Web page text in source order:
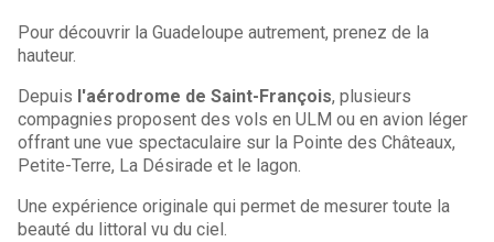
Pour découvrir la Guadeloupe autrement, prenez de la
hauteur.
Depuis l'aérodrome de Saint-François, plusieurs
compagnies proposent des vols en ULM ou en avion léger
offrant une vue spectaculaire sur la Pointe des Châteaux,
Petite-Terre, La Désirade et le lagon.
Une expérience originale qui permet de mesurer toute la
beauté du littoral vu du ciel.